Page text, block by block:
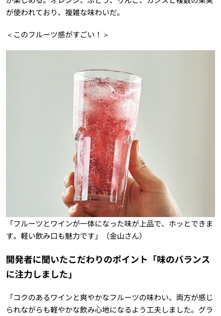
が使われており、複雑な味わいだ。
＜このフルーツ感がすごい！＞
「フルーツとワインが一体になった味が上品で、ホッとできま
す。軽い飲み口も魅力です」（金山さん）
開発者に聞いたこだわりのポイント「味のバランス
に注力しました」
「コクのあるワインと爽やかなフルーツの味わい、両方が感じ
られながらも軽やかな飲み心地になるよう工夫しました。グラ